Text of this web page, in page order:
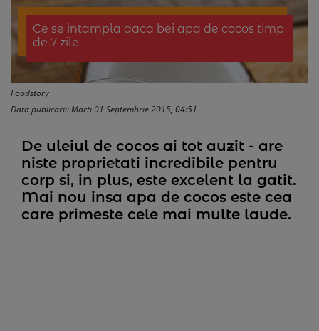
Ce se intampla daca bei apa de cocos timp
de 7 zile
Foodstory
Data publicarii: Marti 01 Septembrie 2015, 04:51
De uleiul de cocos ai tot auzit - are
niste proprietati incredibile pentru
corp si, in plus, este excelent la gatit.
Mai nou insa apa de cocos este cea
care primeste cele mai multe laude.